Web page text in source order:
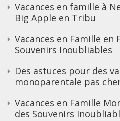
Vacances en famille à
Big Apple en Tribu
Vacances en Famille en
Souvenirs Inoubliables
Des astuces pour des
monoparentale pas
Vacances en Famille
des Souvenirs